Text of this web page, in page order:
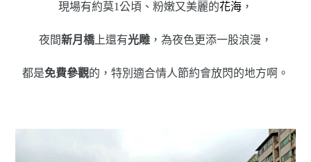
現場有約莫1公頃、粉嫩又美麗的花海 ，
夜間新月橋上還有光雕 ，為夜色更添一股浪漫，
都是免費參觀的，特別適合情人節約會放閃的地方啊。